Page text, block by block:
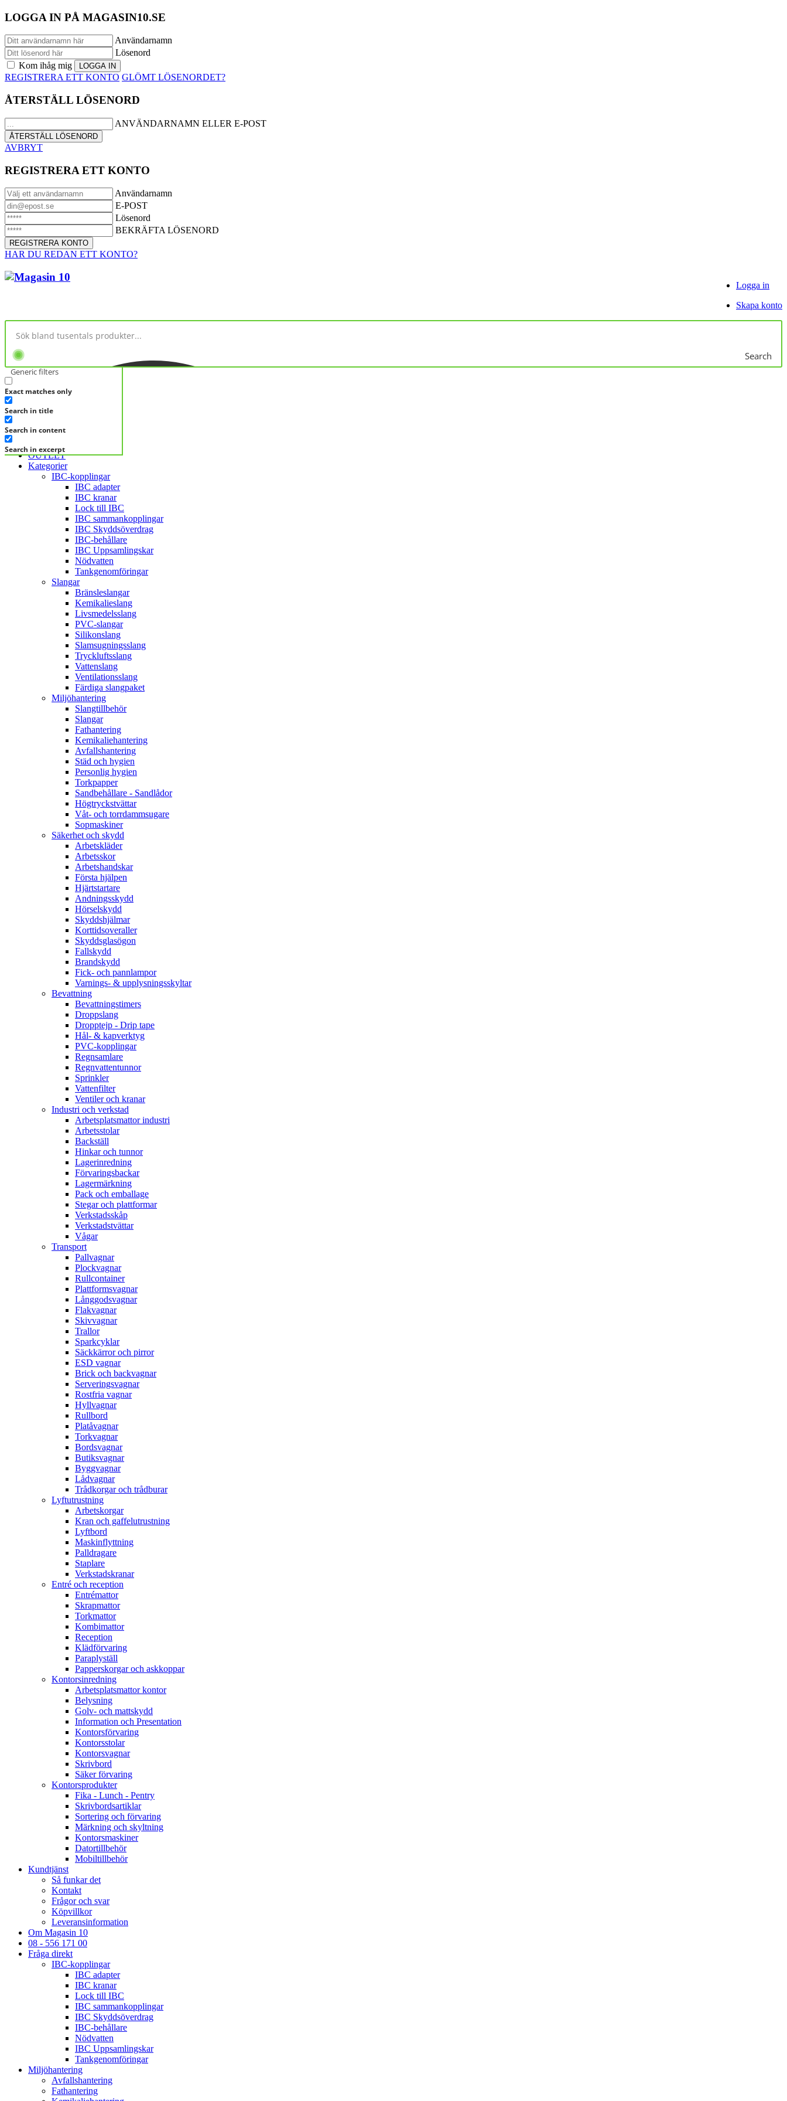
LOGGA IN PÅ MAGASIN10.SE
Användarnamn
Lösenord
Kom ihåg mig
REGISTRERA ETT KONTO GLÖMT LÖSENORDET?
ÅTERSTÄLL LÖSENORD
ANVÄNDARNAMN ELLER E-POST
AVBRYT
REGISTRERA ETT KONTO
Användarnamn
E-POST
Lösenord
BEKRÄFTA LÖSENORD
HAR DU REDAN ETT KONTO?
Logga in
Skapa konto
Search
Generic filters
Exact matches only
Search in title
Search in content
Search in excerpt
KATEGORIER
FRÅGA DIREKT
OUTLET
Kategorier
IBC-kopplingar
IBC adapter
IBC kranar
Lock till IBC
IBC sammankopplingar
IBC Skyddsöverdrag
IBC-behållare
IBC Uppsamlingskar
Nödvatten
Tankgenomföringar
Slangar
Bränsleslangar
Kemikalieslang
Livsmedelsslang
PVC-slangar
Silikonslang
Slamsugningsslang
Tryckluftsslang
Vattenslang
Ventilationsslang
Färdiga slangpaket
Miljöhantering
Slangtillbehör
Slangar
Fathantering
Kemikaliehantering
Avfallshantering
Städ och hygien
Personlig hygien
Torkpapper
Sandbehållare - Sandlådor
Högtryckstvättar
Våt- och torrdammsugare
Sopmaskiner
Säkerhet och skydd
Arbetskläder
Arbetsskor
Arbetshandskar
Första hjälpen
Hjärtstartare
Andningsskydd
Hörselskydd
Skyddshjälmar
Korttidsoveraller
Skyddsglasögon
Fallskydd
Brandskydd
Fick- och pannlampor
Varnings- & upplysningsskyltar
Bevattning
Bevattningstimers
Droppslang
Dropptejp - Drip tape
Hål- & kapverktyg
PVC-kopplingar
Regnsamlare
Regnvattentunnor
Sprinkler
Vattenfilter
Ventiler och kranar
Industri och verkstad
Arbetsplatsmattor industri
Arbetsstolar
Backställ
Hinkar och tunnor
Lagerinredning
Förvaringsbackar
Lagermärkning
Pack och emballage
Stegar och plattformar
Verkstadsskåp
Verkstadstvättar
Vågar
Transport
Pallvagnar
Plockvagnar
Rullcontainer
Plattformsvagnar
Långgodsvagnar
Flakvagnar
Skivvagnar
Trallor
Sparkcyklar
Säckkärror och pirror
ESD vagnar
Brick och backvagnar
Serveringsvagnar
Rostfria vagnar
Hyllvagnar
Rullbord
Platåvagnar
Torkvagnar
Bordsvagnar
Butiksvagnar
Byggvagnar
Lådvagnar
Trådkorgar och trådburar
Lyftutrustning
Arbetskorgar
Kran och gaffelutrustning
Lyftbord
Maskinflyttning
Palldragare
Staplare
Verkstadskranar
Entré och reception
Entrémattor
Skrapmattor
Torkmattor
Kombimattor
Reception
Klädförvaring
Paraplyställ
Papperskorgar och askkoppar
Kontorsinredning
Arbetsplatsmattor kontor
Belysning
Golv- och mattskydd
Information och Presentation
Kontorsförvaring
Kontorsstolar
Kontorsvagnar
Skrivbord
Säker förvaring
Kontorsprodukter
Fika - Lunch - Pentry
Skrivbordsartiklar
Sortering och förvaring
Märkning och skyltning
Kontorsmaskiner
Datortillbehör
Mobiltillbehör
Kundtjänst
Så funkar det
Kontakt
Frågor och svar
Köpvillkor
Leveransinformation
Om Magasin 10
08 - 556 171 00
Fråga direkt
IBC-kopplingar
IBC adapter
IBC kranar
Lock till IBC
IBC sammankopplingar
IBC Skyddsöverdrag
IBC-behållare
Nödvatten
IBC Uppsamlingskar
Tankgenomföringar
Miljöhantering
Avfallshantering
Fathantering